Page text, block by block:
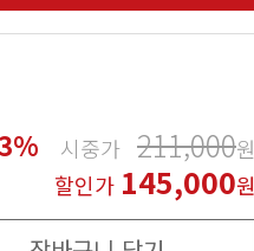
% 시중가 211,000원
할인가 145,000원